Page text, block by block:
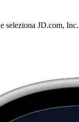
seleziona JD.com, Inc.